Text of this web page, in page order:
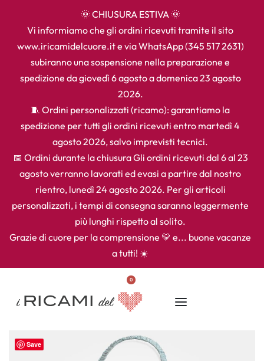
🌞 CHIUSURA ESTIVA 🌞
Vi informiamo che gli ordini ricevuti tramite il sito
www.iricamidelcuore.it e via WhatsApp (345 517 2631)
subiranno una sospensione nella preparazione e
spedizione da giovedì 6 agosto a domenica 23 agosto
2026.
🧵 Ordini personalizzati (ricamo): garantiamo la
spedizione per tutti gli ordini ricevuti entro martedì 4
agosto 2026, salvo imprevisti tecnici.
📅 Ordini durante la chiusura Gli ordini ricevuti dal 6 al 23
agosto verranno lavorati ed evasi a partire dal nostro
rientro, lunedì 24 agosto 2026. Per gli articoli
personalizzati, i tempi di consegna saranno leggermente
più lunghi rispetto al solito.
Grazie di cuore per la comprensione 💛 e... buone vacanze
a tutti! ☀️
0
Save